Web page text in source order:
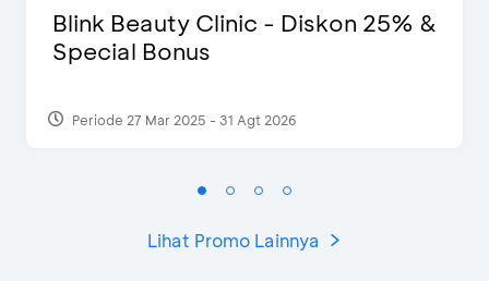
Blink Beauty Clinic - Diskon 25% &
Special Bonus
Periode 27 Mar 2025 - 31 Agt 2026
Lihat Promo Lainnya